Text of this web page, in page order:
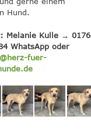
Hund.
Melanie Kulle → 0176
WhatsApp oder
fuer-